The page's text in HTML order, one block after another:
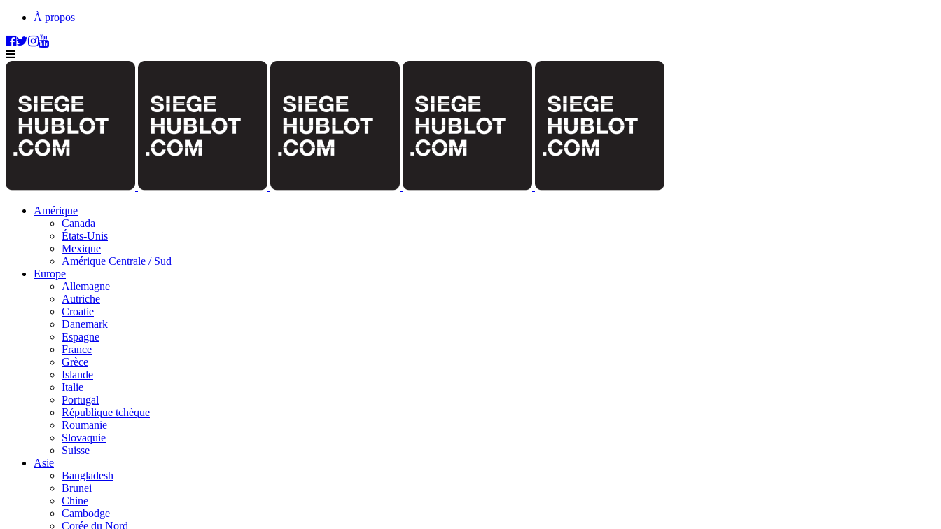
À propos
Amérique
Canada
États-Unis
Mexique
Amérique Centrale / Sud
Europe
Allemagne
Autriche
Croatie
Danemark
Espagne
France
Grèce
Islande
Italie
Portugal
République tchèque
Roumanie
Slovaquie
Suisse
Asie
Bangladesh
Brunei
Chine
Cambodge
Corée du Nord